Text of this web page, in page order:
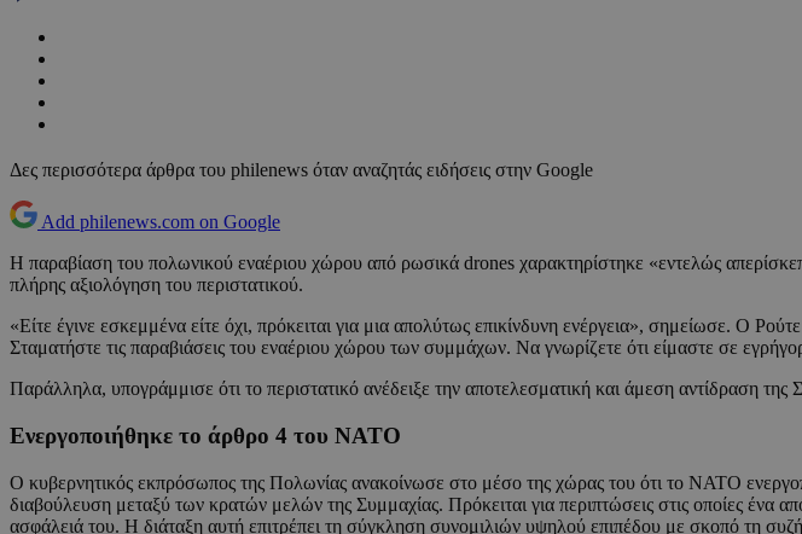
Δες περισσότερα άρθρα του philenews όταν αναζητάς ειδήσεις στην Google
Add philenews.com on Google
Η παραβίαση του πολωνικού εναέριου χώρου από ρωσικά drones χαρακτηρίστηκε «εντελώς
πλήρης αξιολόγηση του περιστατικού.
«Είτε έγινε εσκεμμένα είτε όχι, πρόκειται για μια απολύτως επικίνδυνη ενέργεια», σημείωσε. Ο
Σταματήστε τις παραβιάσεις του εναέριου χώρου των συμμάχων. Να γνωρίζετε ότι είμαστε σε
Παράλληλα, υπογράμμισε ότι το περιστατικό ανέδειξε την αποτελεσματική και άμεση αντίδραση της
Ενεργοποιήθηκε το άρθρο 4 του NATO
Ο κυβερνητικός εκπρόσωπος της Πολωνίας ανακοίνωσε στο μέσο της χώρας του ότι το ΝΑΤΟ
διαβούλευση μεταξύ των κρατών μελών της Συμμαχίας. Πρόκειται για περιπτώσεις στις οποίες ένα
ασφάλειά του. Η διάταξη αυτή επιτρέπει τη σύγκληση συνομιλιών υψηλού επιπέδου με σκοπό τη